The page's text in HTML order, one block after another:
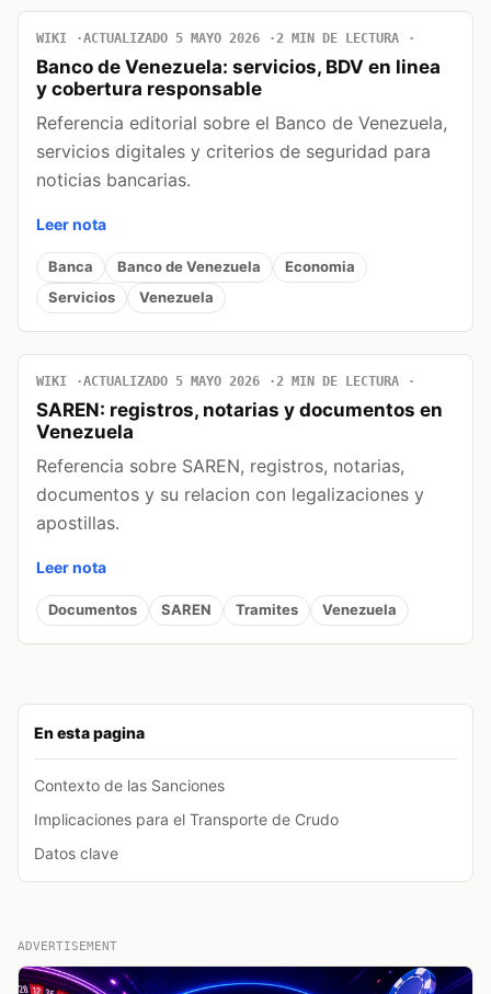
En esta pagina
Contexto de las Sanciones
Implicaciones para el Transporte de Crudo
Datos clave
WIKI ACTUALIZADO 5 MAYO 2026 2 MIN DE LECTURA
Banco de Venezuela: servicios, BDV en linea
y cobertura responsable
Referencia editorial sobre el Banco de Venezuela,
servicios digitales y criterios de seguridad para
noticias bancarias.
Leer nota
Banca Banco de Venezuela
Economia
Servicios
Venezuela
WIKI ACTUALIZADO 5 MAYO 2026 2 MIN DE LECTURA
SAREN: registros, notarias y documentos en
Venezuela
Referencia sobre SAREN, registros, notarias,
documentos y su relacion con legalizaciones y
apostillas.
Leer nota
Documentos SAREN Tramites Venezuela
ADVERTISEMENT